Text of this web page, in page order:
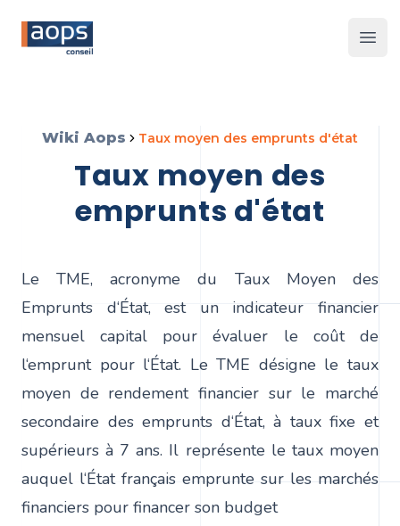
Les
Wiki Aops taux moyen des emprunts d'état
taux moyen des
emprunts d'état
Le TME, acronyme du Taux Moyen des
Emprunts d‘État, est un indicateur financier
mensuel capital pour évaluer le coût de
l‘emprunt pour l‘État. Le TME désigne le taux
moyen de rendement financier sur le marché
secondaire des emprunts d‘État, à taux fixe et
supérieurs à 7 ans. Il représente le taux moyen
auquel l‘État français emprunte sur les marchés
financiers pour financer son budget